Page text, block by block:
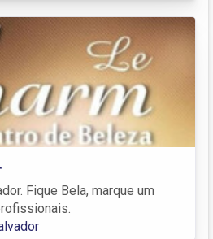
Fique Bela, marque um